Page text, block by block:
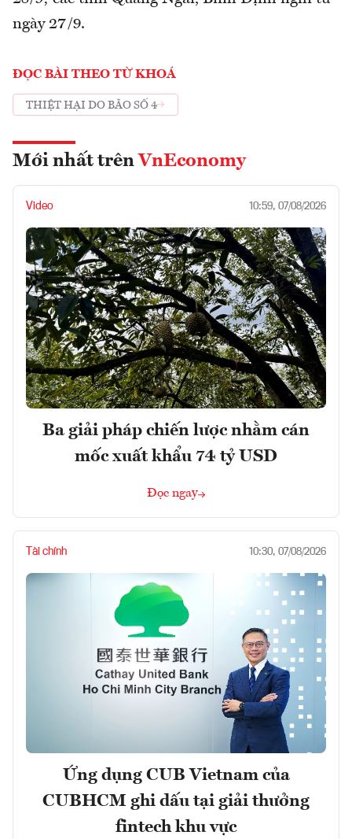
ngày 27/9.
ĐỌC BÀI THEO TỪ KHOÁ
THIỆT HẠI DO BÃO SỐ 4
Mới nhất trên VnEconomy
Video 10:59, 07/08/2026
Ba giải pháp chiến lược nhằm cán
mốc xuất khẩu 74 tỷ USD
Đọc ngay
Tài chính 10:30, 07/08/2026
Ứng dụng CUB Vietnam của
CUBHCM ghi dấu tại giải thưởng
fintech khu vực